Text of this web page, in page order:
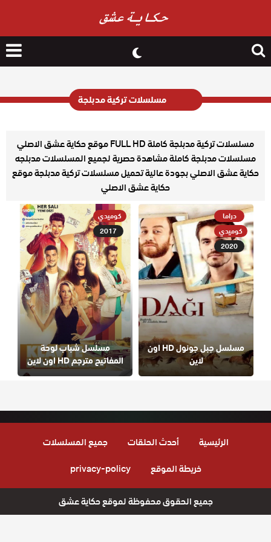
Search
مسلسلات تركية مدبلجة
مسلسلات تركية مدبلجة كاملة FULL HD موقع حكاية عشق الاصلي
مسلسلات مدبلجة كاملة مشاهدة حصرية لجميع المسلسلات مدبلجه
حكاية عشق الاصلي بجودة عالية تحميل مسلسلات تركية مدبلجة موقع
حكاية عشق الاصلي
مسلسل جبل جونول HD اون
لاين
دراما
كوميدي
2020
مسلسل شباب لوحة
المفاتيح مترجم HD اون لاين
كوميدي
2017
الرئيسية أحدث الحلقات
جميع المسلسلات
خريطة الموقع
privacy-policy
جميع الحقوق محفوظة لموقع حكاية عشق